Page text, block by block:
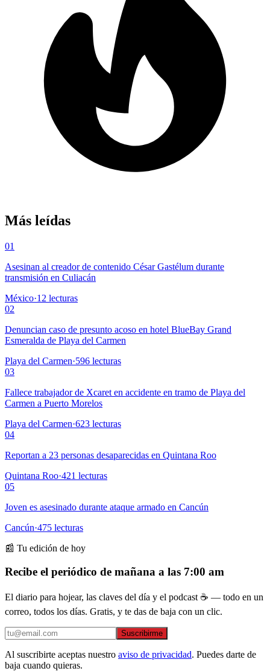
Más leídas
01
Asesinan al creador de contenido César Gastélum durante
transmisión en Culiacán
México·12 lecturas
02
Denuncian caso de presunto acoso en hotel BlueBay Grand
Esmeralda de Playa del Carmen
Playa del Carmen·596 lecturas
03
Fallece trabajador de Xcaret en accidente en tramo de Playa del
Carmen a Puerto Morelos
Playa del Carmen·623 lecturas
04
Reportan a 23 personas desaparecidas en Quintana Roo
Quintana Roo·421 lecturas
05
Joven es asesinado durante ataque armado en Cancún
Cancún·475 lecturas
📰 Tu edición de hoy
Recibe el periódico de mañana a las 7:00 am
El diario para hojear, las claves del día y el podcast ☕ — todo en un
correo, todos los días. Gratis, y te das de baja con un clic.
Suscribirme
Al suscribirte aceptas nuestro aviso de privacidad. Puedes darte de
baja cuando quieras.